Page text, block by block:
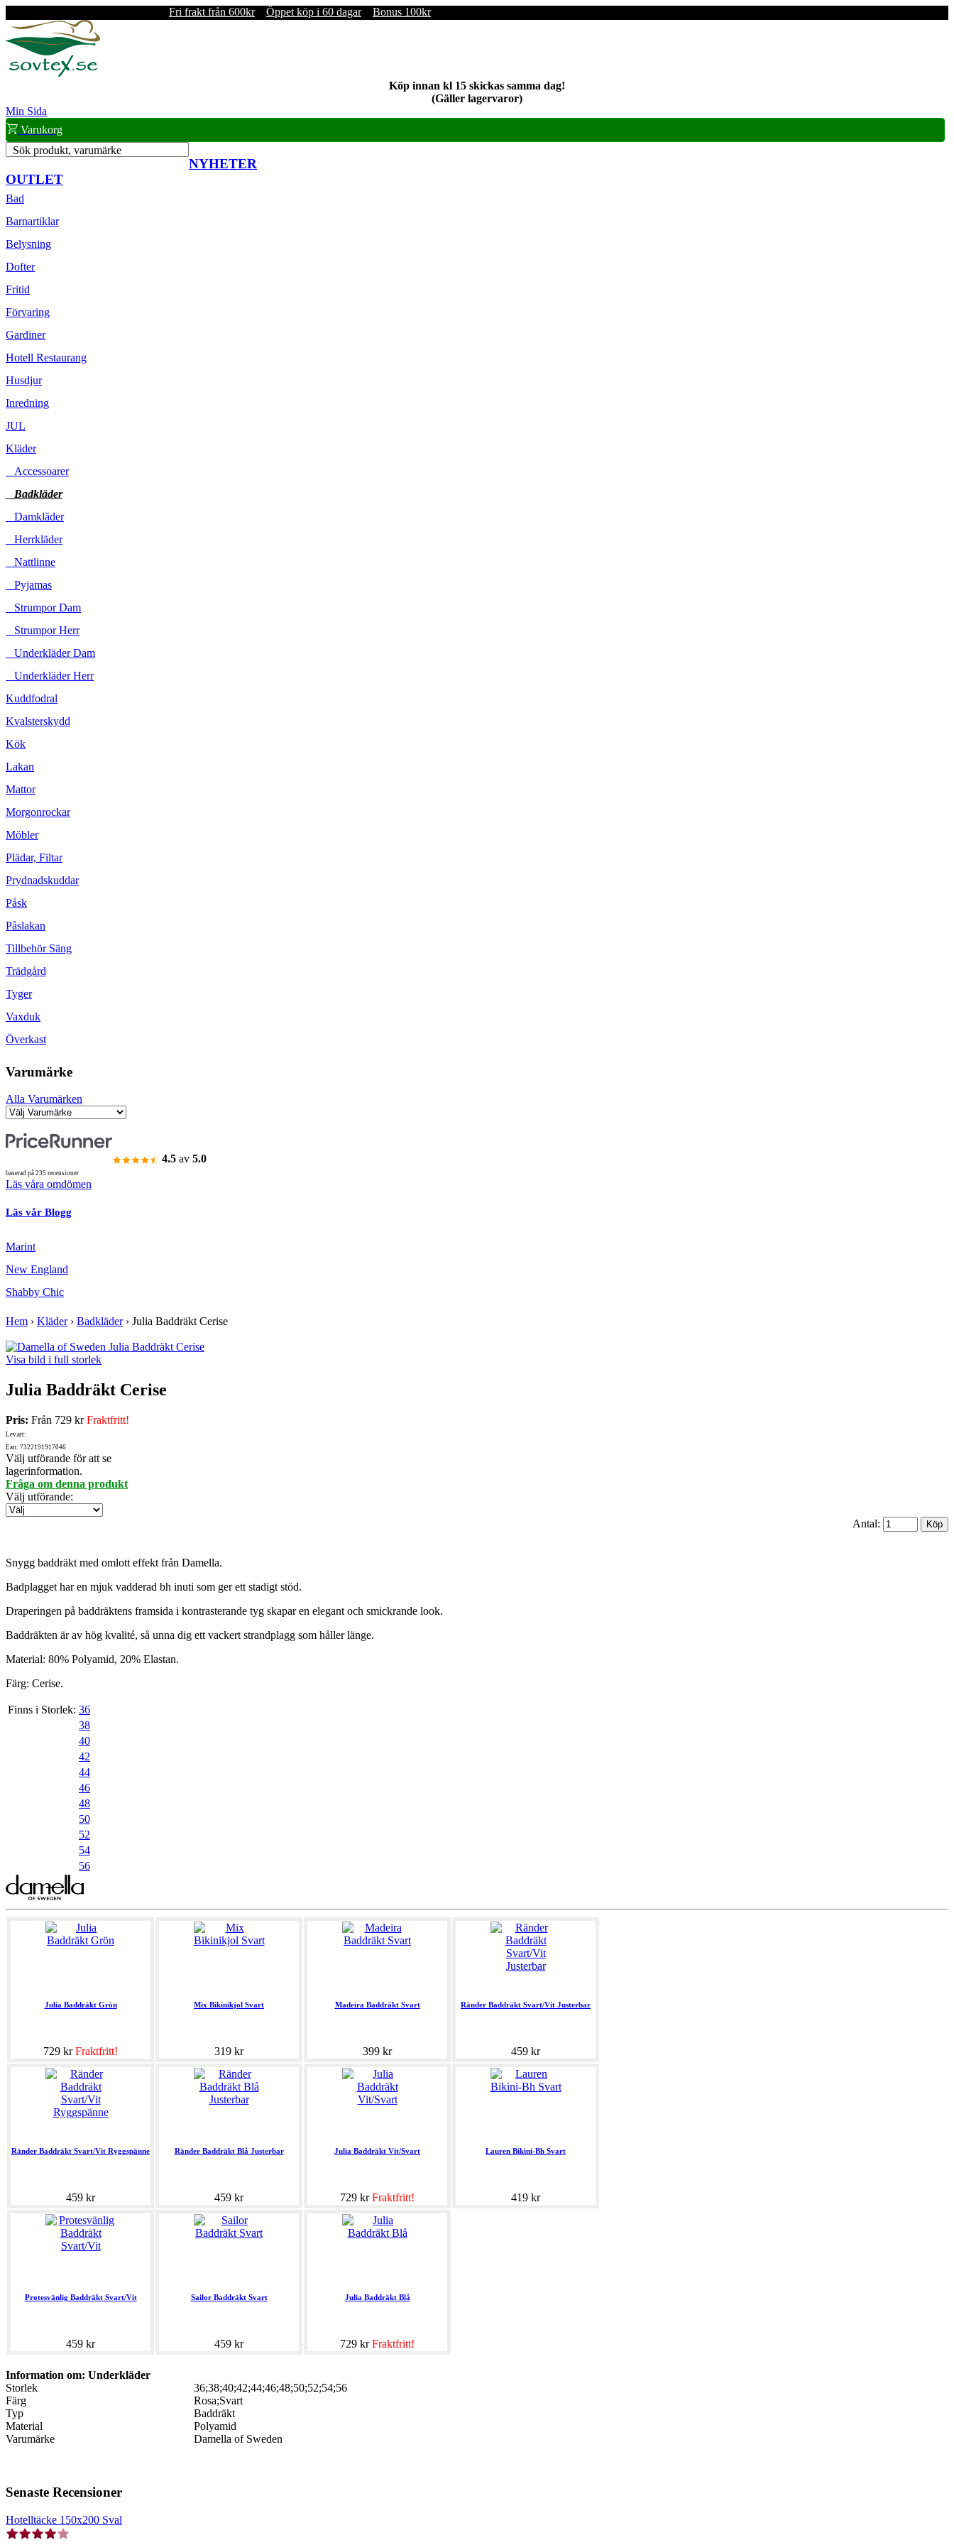
Fri frakt från 600kr Öppet köp i 60 dagar Bonus 100kr
Köp innan kl 15 skickas samma dag!
(Gäller lagervaror)
Min Sida
Varukorg
Sök produkt, varumärke
NYHETER
OUTLET
Bad
Barnartiklar
Belysning
Dofter
Fritid
Förvaring
Gardiner
Hotell Restaurang
Husdjur
Inredning
JUL
Kläder
Accessoarer
Badkläder
Damkläder
Herrkläder
Nattlinne
Pyjamas
Strumpor Dam
Strumpor Herr
Underkläder Dam
Underkläder Herr
Kuddfodral
Kvalsterskydd
Kök
Lakan
Mattor
Morgonrockar
Möbler
Plädar, Filtar
Prydnadskuddar
Påsk
Påslakan
Tillbehör Säng
Trädgård
Tyger
Vaxduk
Överkast
Varumärke
Alla Varumärken
4.5 av 5.0
baserad på 235 recensioner
Läs våra omdömen
Läs vår Blogg
Marint
New England
Shabby Chic
Hem › Kläder› Badkläder› Julia Baddräkt Cerise
Visa bild i full storlek
Julia Baddräkt Cerise
Pris: Från 729 krFraktfritt!
Lev.art:
Ean: 7322191917046
Välj utförande för att se
lagerinformation.
Fråga om denna produkt
Välj utförande:
Antal:
Snygg baddräkt med omlott effekt från Damella.
Badplagget har en mjuk vadderad bh inuti som ger ett stadigt stöd.
Draperingen på baddräktens framsida i kontrasterande tyg skapar en elegant och smickrande look.
Baddräkten är av hög kvalité, så unna dig ett vackert strandplagg som håller länge.
Material: 80% Polyamid, 20% Elastan.
Färg: Cerise.
Finns i Storlek: 36
38
40
42
44
46
48
50
52
54
56
Julia Baddräkt Grön
729 krFraktfritt!
Mix Bikinikjol Svart
319 kr
Madeira Baddräkt Svart
399 kr
Ränder Baddräkt Svart/Vit Justerbar
459 kr
Ränder Baddräkt Svart/Vit Ryggspänne
459 kr
Ränder Baddräkt Blå Justerbar
459 kr
Julia Baddräkt Vit/Svart
729 krFraktfritt!
Lauren Bikini-Bh Svart
419 kr
Protesvänlig Baddräkt Svart/Vit
459 kr
Sailor Baddräkt Svart
459 kr
Julia Baddräkt Blå
729 krFraktfritt!
Information om: Underkläder
Storlek
36;38;40;42;44;46;48;50;52;54;56
Färg
Rosa;Svart
Typ
Baddräkt
Material
Polyamid
Varumärke
Damella of Sweden
Senaste Recensioner
Hotelltäcke 150x200 Sval